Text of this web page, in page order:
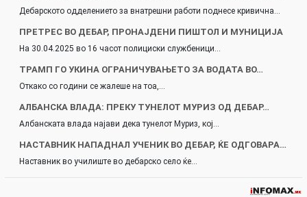
Дебарското одделението за внатрешни работи поднесе кривична…
ПРЕТРЕС ВО ДЕБАР, ПРОНАЈДЕНИ ПИШТОЛ И МУНИЦИЈА
На 30.04.2025 во 16 часот полициски службеници…
ТРАМП ГО УКИНА ОГРАНИЧУВАЊЕТО ЗА ВОДАТА ВО…
Откако со години се жалеше на тоа,…
АЛБАНСКА ВЛАДА: ПРЕКУ ТУНЕЛОТ МУРИЗ ОД ДЕБАР…
Албанската влада најави дека тунелот Муриз, кој…
НАСТАВНИК НАПАДНАЛ УЧЕНИК ВО ДЕБАР, ЌЕ ОДГОВАРА…
Наставник во училиште во дебарско село ќе…